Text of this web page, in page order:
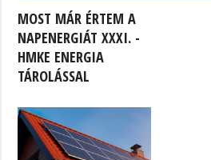
MOST MÁR ÉRTEM A
NAPENERGIÁT XXXI. -
HMKE ENERGIA
TÁROLÁSSAL